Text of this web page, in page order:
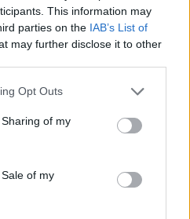
This information may
parties on the IAB’s List of
may further disclose it to other
Opt Outs
of my
of my
eventi
a Materia
5 - Castronno
ANCHE